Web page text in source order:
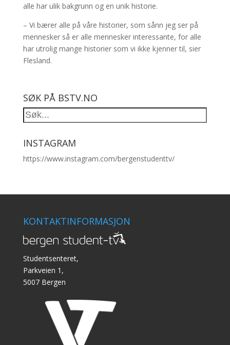
alle har ulik bakgrunn og en unik historie.
– Vi bærer alle på våre historier, som sånn jeg ser på
mennesker så er alle mennesker interessante, for alle
har utrolig mange historier som vi ikke kjenner til, sier
Flesland.
SØK PÅ BSTV.NO
INSTAGRAM
https://www.instagram.com/bergenstudenttv/
KONTAKTINFORMASJON
Studentsenteret,
Parkveien 1,
5007 Bergen